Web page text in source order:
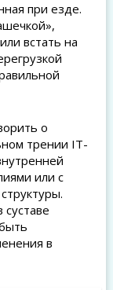
при езде.
встать на
о
трении IT-
или с
в